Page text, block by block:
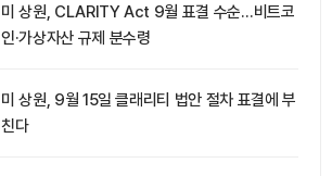
미 상원, CLARITY Act 9월 표결 수순…비트코
인·가상자산 규제 분수령
미 상원, 9월 15일 클래리티 법안 절차 표결에 부
친다